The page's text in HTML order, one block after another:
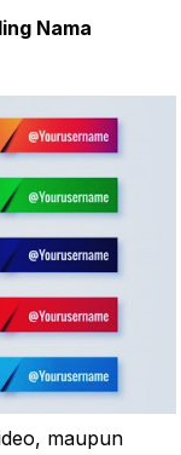
Nama
maupun